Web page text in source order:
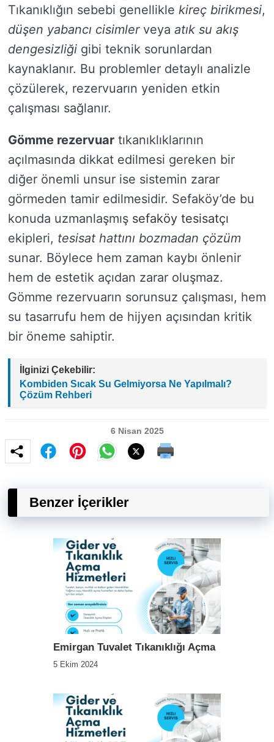
Tıkanıklığın sebebi genellikle kireç birikmesi,
düşen yabancı cisimlerveya atık su akış
dengesizliği gibi teknik sorunlardan
kaynaklanır. Bu problemler detaylı analizle
çözülerek, rezervuarın yeniden etkin
çalışması sağlanır.
Gömme rezervuar tıkanıklıklarının
açılmasında dikkat edilmesi gereken bir
diğer önemli unsur ise sistemin zarar
görmeden tamir edilmesidir. Sefaköy’de bu
konuda uzmanlaşmış sefaköy tesisatçı
ekipleri, tesisat hattını bozmadan çözüm
sunar. Böylece hem zaman kaybı önlenir
hem de estetik açıdan zarar oluşmaz.
Gömme rezervuarın sorunsuz çalışması, hem
su tasarrufu hem de hijyen açısından kritik
bir öneme sahiptir.
İlginizi Çekebilir:
Kombiden Sıcak Su Gelmiyorsa Ne Yapılmalı?
Çözüm Rehberi
6 Nisan 2025
Benzer İçerikler
Emirgan Tuvalet Tıkanıklığı Açma
5 Ekim 2024